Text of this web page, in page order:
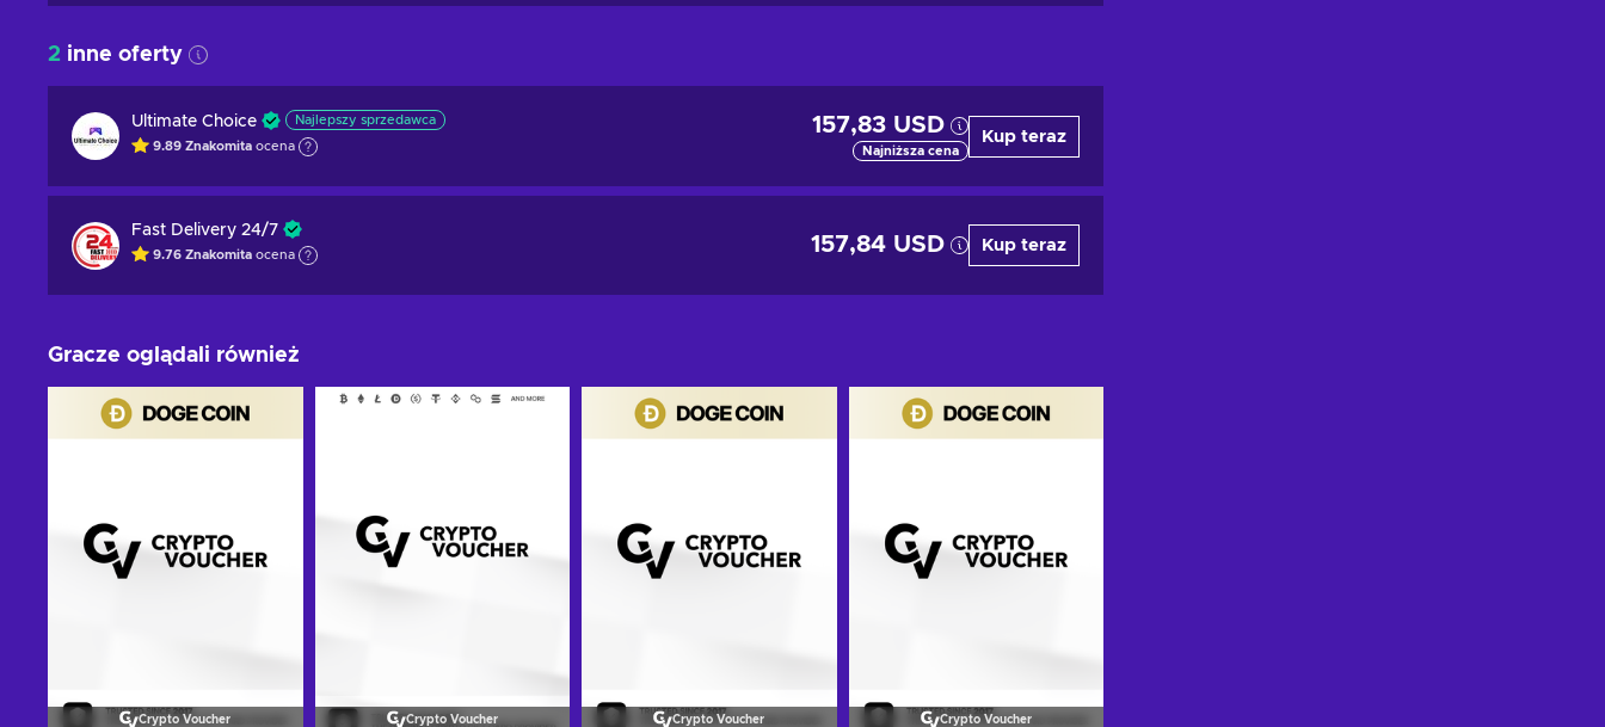
2 inne oferty
Ultimate Choice Najlepszy sprzedawca
9.89 Znakomita ocena
157,83 USD
Najniższa cena
Kup teraz
Fast Delivery 24/7
9.76 Znakomita ocena 157,84 USD Kup teraz
Gracze oglądali również
Crypto Voucher Crypto Voucher Crypto Voucher Crypto Voucher